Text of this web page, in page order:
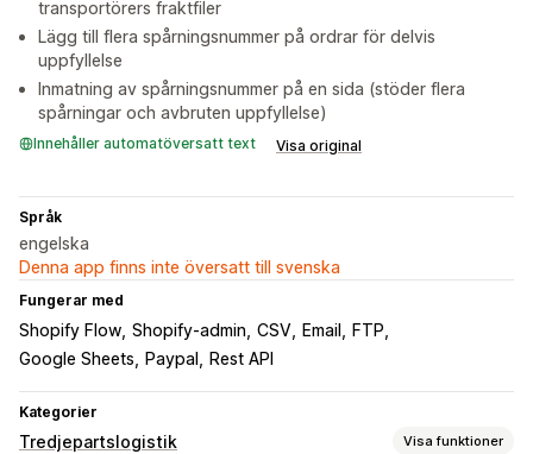
transportörers fraktfiler
Lägg till flera spårningsnummer på ordrar för delvis
uppfyllelse
Inmatning av spårningsnummer på en sida (stöder flera
spårningar och avbruten uppfyllelse)
Innehåller automatöversatt text Visa original
Språk
engelska
Denna app finns inte översatt till svenska
Fungerar med
Shopify Flow Shopify-admin CSV Email
FTP
Google Sheets
Paypal Rest API
Kategorier
Tredjepartslogistik Visa funktioner